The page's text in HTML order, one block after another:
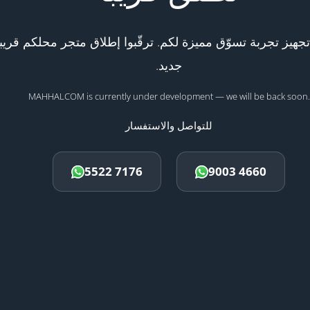
تجربة تسوّق مميزة لكم. ترقّبوا إطلاق متجر محلكم
جديد.
MAHHALCOM is currently under development — we will be back soon.
للتواصل والاستفسار
5522 7176 9003 4660